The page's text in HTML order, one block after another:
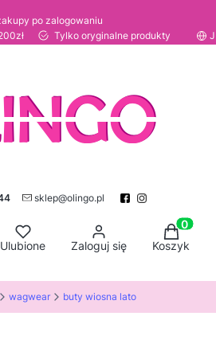
po zalogowaniu
Tylko oryginalne produkty
sklep@olingo.pl
Ulubione Zaloguj się Koszyk
wagwear buty wiosna lato